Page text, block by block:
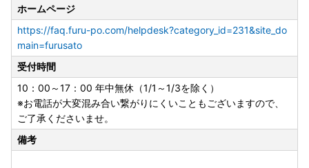
JTBふるさと納税コールセンターまでお電話にてご連絡いた
だけますようお願いいたします。
（ご希望にそえない場合はご了承くださいませ）
◆アイリスオーヤマ製品について◆
※「組み立て不要」の記載がないものは、お客様組み立てと
なっております。（工具は入っておりません）
※メーカー保証は、アイリスオーヤマの規定に準じます。
（詳細はアイリスオーヤマ公式HP内「お客様サポート・お
問合せ」で検索ください）
ホームページ
https://faq.furu-po.com/helpdesk?category_id=231&site_do
main=furusato
受付時間
10：00～17：00 年中無休（1/1～1/3を除く）
※お電話が大変混み合い繋がりにくいこともございますので、
ご了承くださいませ。
備考